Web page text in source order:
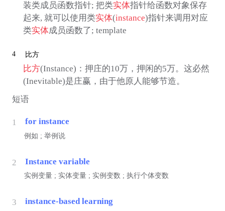
装类成员函数指针; 把类实体指针给函数对象保存
起来, 就可以使用类实体(instance)指针来调用对应
类实体成员函数了; template
4 比方
比方(Instance)：押庄的10万，押闲的5万。这必然
(Inevitable)是庄赢，由于他原人能够节造。
短语
1 for instance
例如 ; 举例说
2 Instance variable
实例变量 ; 实体变量 ; 实例变数 ; 执行个体变数
3 instance-based learning